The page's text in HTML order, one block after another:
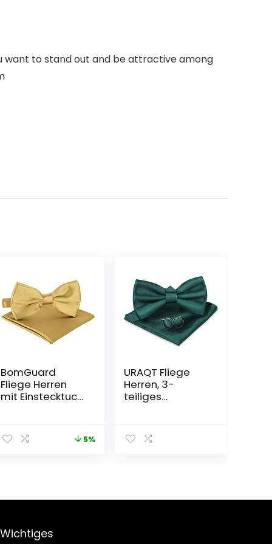
want to stand out and be attractive among
BomGuard
Fliege Herren
mit Einstecktuch
Schleife für
Anzug Smoking 5%
URAQT Fliege
Herren, 3-
teiliges
mit Einstecktuch
Manschettenknö
Wichtiges